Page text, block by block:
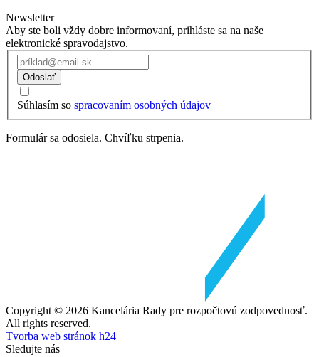
Newsletter
Aby ste boli vždy dobre informovaní, prihláste sa na naše
elektronické spravodajstvo.
Odoslať
Súhlasím so spracovaním osobných údajov
Formulár sa odosiela. Chvíľku strpenia.
Copyright © 2026 Kancelária Rady pre rozpočtovú zodpovednosť.
All rights reserved.
Tvorba web stránok h24
Sledujte nás